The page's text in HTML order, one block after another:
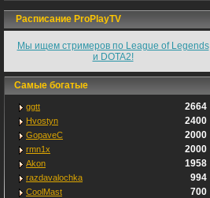
Расписание ProPlayTV
Мы ищем стримеров по League of Legends
и DOTA2!
Самые богатые
ggtt 2664
Hvostyn 2400
GopaveC 2000
rmn1x 2000
Akon 1958
razdavalochka 994
CoolMast 700